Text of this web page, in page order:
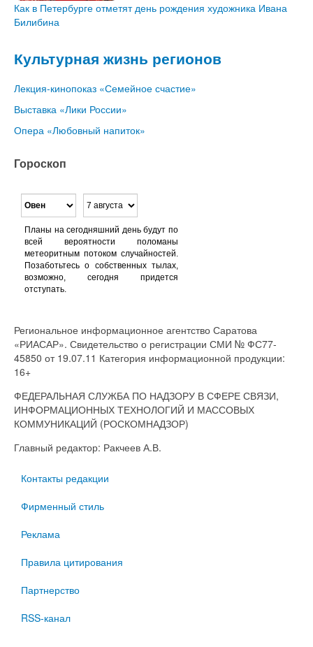
Как в Петербурге отметят день рождения художника Ивана
Билибина
Культурная жизнь регионов
Лекция-кинопоказ «Семейное счастие»
Выставка «Лики России»
Опера «Любовный напиток»
Гороскоп
Планы на сегодняшний день будут по
всей вероятности поломаны
метеоритным потоком случайностей.
Позаботьтесь о собственных тылах,
возможно, сегодня придется
отступать.
Региональное информационное агентство Саратова
«РИАСАР». Свидетельство о регистрации СМИ № ФС77-
45850 от 19.07.11 Категория информационной продукции:
16+
ФЕДЕРАЛЬНАЯ СЛУЖБА ПО НАДЗОРУ В СФЕРЕ СВЯЗИ,
ИНФОРМАЦИОННЫХ ТЕХНОЛОГИЙ И МАССОВЫХ
КОММУНИКАЦИЙ (РОСКОМНАДЗОР)
Главный редактор: Ракчеев А.В.
Контакты редакции
Фирменный стиль
Реклама
Правила цитирования
Партнерство
RSS-канал